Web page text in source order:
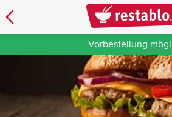
Vorbestellung